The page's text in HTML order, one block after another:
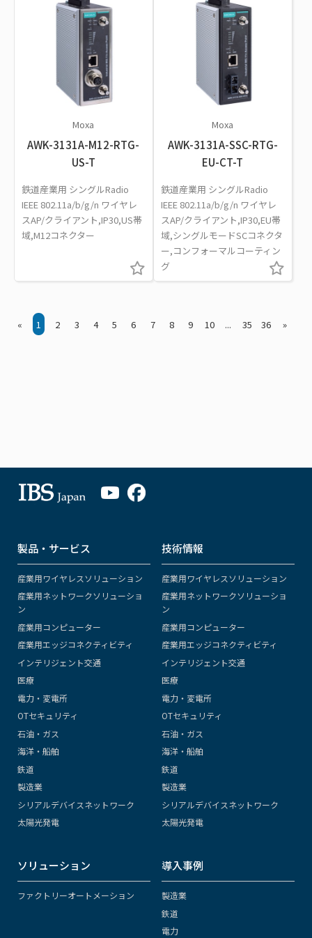
Moxa
AWK-3131A-M12-RTG-
US-T
鉄道産業用 シングルRadio
IEEE 802.11a/b/g/n ワイヤレ
スAP/クライアント,IP30,US帯
域,M12コネクター
Moxa
AWK-3131A-SSC-RTG-
EU-CT-T
鉄道産業用 シングルRadio
IEEE 802.11a/b/g/n ワイヤレ
スAP/クライアント,IP30,EU帯
域,シングルモードSCコネクタ
ー,コンフォーマルコーティン
グ
« 1 2 3 4 5 6 7 8 9 10 ... 35 36 »
製品・サービス
産業用ワイヤレスソリューション
産業用ネットワークソリューショ
ン
産業用コンピューター
産業用エッジコネクティビティ
インテリジェント交通
医療
電力・変電所
OTセキュリティ
石油・ガス
海洋・船舶
鉄道
製造業
シリアルデバイスネットワーク
太陽光発電
技術情報
産業用ワイヤレスソリューション
産業用ネットワークソリューショ
ン
産業用コンピューター
産業用エッジコネクティビティ
インテリジェント交通
医療
電力・変電所
OTセキュリティ
石油・ガス
海洋・船舶
鉄道
製造業
シリアルデバイスネットワーク
太陽光発電
ソリューション
ファクトリーオートメーション
導入事例
製造業
鉄道
電力